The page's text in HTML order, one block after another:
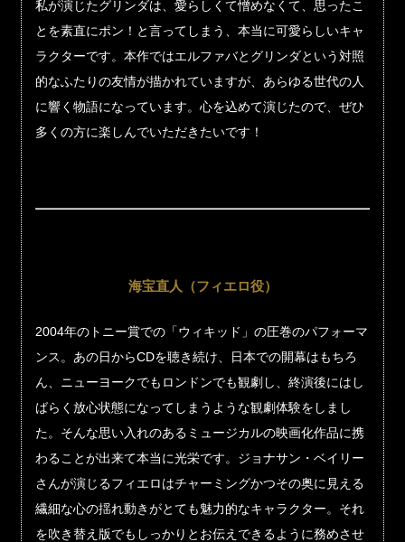
私が演じたグリンダは、愛らしくて憎めなくて、思ったこ
とを素直にポン！と言ってしまう、本当に可愛らしいキャ
ラクターです。本作ではエルファバとグリンダという対照
的なふたりの友情が描かれていますが、あらゆる世代の人
に響く物語になっています。心を込めて演じたので、ぜひ
多くの方に楽しんでいただきたいです！
海宝直人（フィエロ役）
2004年のトニー賞での「ウィキッド」の圧巻のパフォーマ
ンス。あの日からCDを聴き続け、日本での開幕はもちろ
ん、ニューヨークでもロンドンでも観劇し、終演後にはし
ばらく放心状態になってしまうような観劇体験をしまし
た。そんな思い入れのあるミュージカルの映画化作品に携
わることが出来て本当に光栄です。ジョナサン・ベイリー
さんが演じるフィエロはチャーミングかつその奥に見える
繊細な心の揺れ動きがとても魅力的なキャラクター。それ
を吹き替え版でもしっかりとお伝えできるように務めさせ